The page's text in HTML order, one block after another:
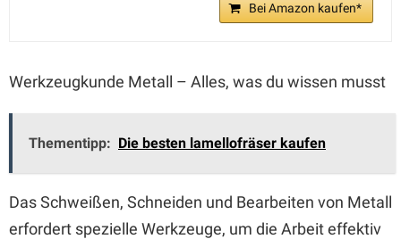
Bei Amazon kaufen*
Werkzeugkunde Metall – Alles, was du wissen musst
Thementipp: Die besten lamellofräser kaufen
Das Schweißen, Schneiden und Bearbeiten von Metall
erfordert spezielle Werkzeuge, um die Arbeit effektiv